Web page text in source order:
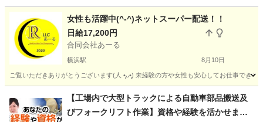
神奈川 横浜市 川和町駅 助手
女性も活躍中(^-^)ネットスーパー配送！！
日給17,200円
合同会社あーる
横浜駅 8月10日
ご覧いただきありがとうございます(⁠人⁠ ⁠•͈⁠ᴗ⁠•͈⁠) 未経験の方や女性も安心してお仕事でき
横浜駅 配送 ネットスーパー
【工場内で大型トラックによる自動車部品搬送及
びフォークリフト作業】資格や経験を活かせま